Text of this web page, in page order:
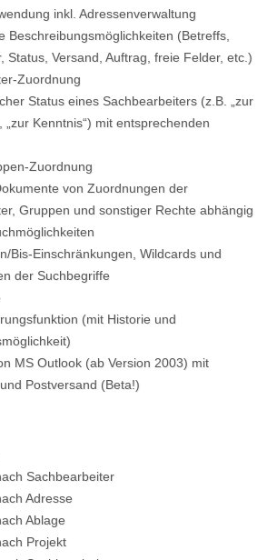
inkl. Adressenverwaltung
Beschreibungsmöglichkeiten (Betreffs,
Status, Versand, Auftrag, freie Felder, etc.)
Zuordnung
Status eines Sachbearbeiters (z.B. „zur
„zur Kenntnis“) mit entsprechenden
Zuordnung
von Zuordnungen der
Gruppen und sonstiger Rechte abhängig
Bis-Einschränkungen, Wildcards und
der Suchbegriffe
(mit Historie und
MS Outlook (ab Version 2003) mit
Postversand (Beta!)
Sachbearbeiter
Adresse
Ablage
Projekt